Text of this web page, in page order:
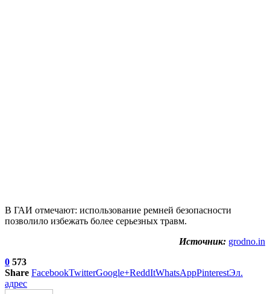
В ГАИ отмечают: использование ремней безопасности
позволило избежать более серьезных травм.
Источник: grodno.in
0 573
Share FacebookTwitterGoogle+ReddItWhatsAppPinterestЭл.
адрес